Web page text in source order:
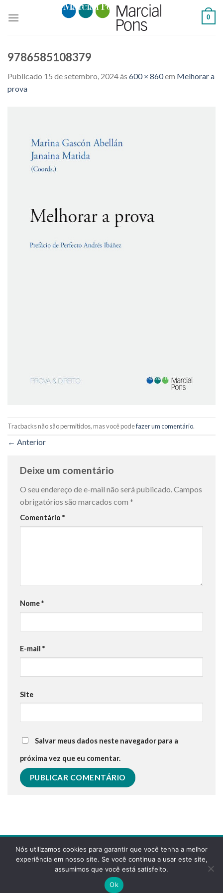
0
9786585108379
Publicado 15 de setembro, 2024às 600 × 860em Melhorar a
prova
Tracbacks não são permitidos, mas você podefazer um comentário.
← Anterior
Deixe um comentário
O seu endereço de e-mail não será publicado.Campos
obrigatórios são marcados com *
Comentário *
Nome*
E-mail *
Site
Salvar meus dados neste navegador para a
próxima vez que eu comentar.
POLÍTICA DE PRIVACIDADE FAQS
Desenvolvido pela reticências
Nós utilizamos cookies para garantir que você tenha a melhor
experiência em nosso site. Se você continua a usar este site,
assumimos que você está satisfeito.
Ok